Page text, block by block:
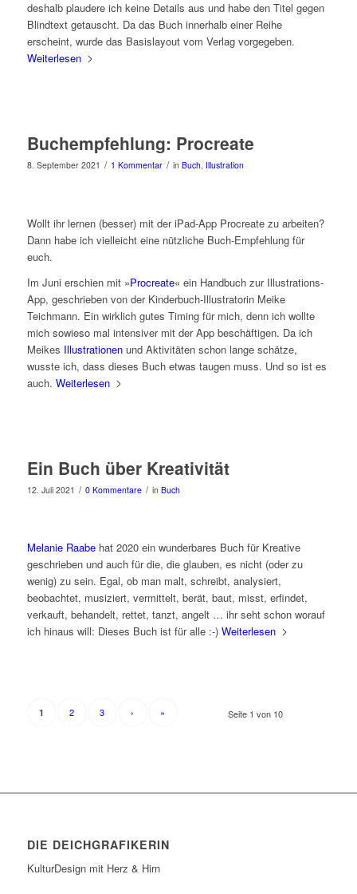
deshalb plaudere ich keine Details aus und habe den Titel gegen
Blindtext getauscht. Da das Buch innerhalb einer Reihe
erscheint, wurde das Basislayout vom Verlag vorgegeben.
Weiterlesen
Buchempfehlung: Procreate
8. September 2021 / 1 Kommentar / in Buch, Illustration
Wollt ihr lernen (besser) mit der iPad-App Procreate zu arbeiten?
Dann habe ich vielleicht eine nützliche Buch-Empfehlung für
euch.
Im Juni erschien mit »Procreate« ein Handbuch zur Illustrations-
App, geschrieben von der Kinderbuch-Illustratorin Meike
Teichmann. Ein wirklich gutes Timing für mich, denn ich wollte
mich sowieso mal intensiver mit der App beschäftigen. Da ich
Meikes Illustrationenund Aktivitäten schon lange schätze,
wusste ich, dass dieses Buch etwas taugen muss. Und so ist es
auch. Weiterlesen
Ein Buch über Kreativität
12. Juli 2021 / 0 Kommentare / in Buch
Melanie Raabehat 2020 ein wunderbares Buch für Kreative
geschrieben und auch für die, die glauben, es nicht (oder zu
wenig) zu sein. Egal, ob man malt, schreibt, analysiert,
beobachtet, musiziert, vermittelt, berät, baut, misst, erfindet,
verkauft, behandelt, rettet, tanzt, angelt … ihr seht schon worauf
ich hinaus will: Dieses Buch ist für alle :-) Weiterlesen
Seite 1 von 10
1 2 3 › »
DIE DEICHGRAFIKERIN
KulturDesign mit Herz & Hirn